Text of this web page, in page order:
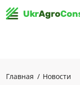
Главная Новости